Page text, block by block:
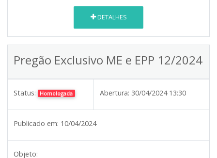
DETALHES
Pregão Exclusivo ME e EPP 12/2024
Status: Homologada Abertura: 30/04/2024 13:30
Publicado em: 10/04/2024
Objeto: